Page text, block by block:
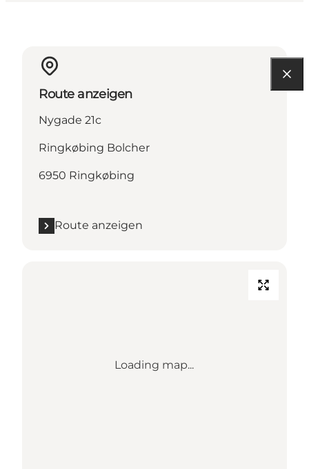
Route anzeigen
Nygade 21c
Ringkøbing Bolcher
6950 Ringkøbing
Route anzeigen
Loading map...